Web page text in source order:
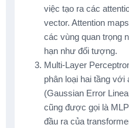
việc tạo ra các
vector. Attention
các vùng quan trọng
hạn như đối tượng.
Multi-Layer
phân loại hai tầng với
(Gaussian Error
cũng được gọi là
đầu ra của